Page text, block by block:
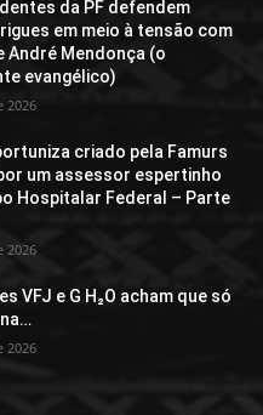
da PF defendem
em meio à tensão com
André Mendonça (o
evangélico)
2026
criado pela Famurs
um assessor espertinho
Hospitalar Federal – Parte
2026
VFJ e G H₂O acham que só
2026